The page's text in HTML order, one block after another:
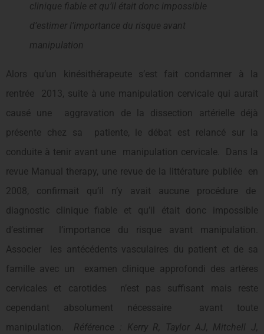
clinique fiable et qu’il était donc impossible
d’estimer l’importance du risque avant
manipulation
Alors qu’un kinésithérapeute s’est fait condamner à la
rentrée 2013, suite à une manipulation cervicale qui aurait
causé une aggravation de la dissection artérielle déjà
présente chez sa patiente, le débat est relancé sur la
conduite à tenir avant une manipulation cervicale. Dans la
revue Manual therapy, une revue de la littérature publiée en
2008, confirmait qu’il n’y avait aucune procédure de
diagnostic clinique fiable et qu’il était donc impossible
d’estimer l’importance du risque avant manipulation.
Associer les antécédents vasculaires du patient et de sa
famille avec un examen clinique approfondi des artères
cervicales et carotides n’est pas suffisant mais reste
cependant absolument nécessaire avant toute
manipulation. Référence : Kerry R, Taylor AJ, Mitchell J,